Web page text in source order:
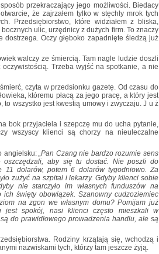
przekraczający jego możliwości. Biedacy
że zajrzałem tylko w stęchły mrok tych
Przedsiębiorstwo, które widziałem z bliska,
ulic, urzędnicy z dużych firm. To znaczy
Oczy głęboko zapadnięte śledzą już
walczy ze śmiercią. Tam nagle ludzie doszli
Trzeba wyjść na spotkanie, a nie
czyta w przedsionku gazetę. Od czasu do
któremu płacą za jego pracę, a który jest
wszystko jest kwestią umowy i zwyczaju. J u ż
bok przyjaciela i szepczę mu do ucha pytanie,
wszyscy klienci są chorzy na nieuleczalne
angielsku: „Pan Czang nie bardzo rozumie sens
oszczędzali, aby się tu dostać. Nie poszli do
11 dolarów, potem 6 dolarów tygodniowo. Za
zużyć na szpital i lekarzy. Gdyby klienci sobie
nie starczyło im własnych funduszów na
ich święty obowiązek. Szanowny cudzoziemiec
na zgon we własnym domu? Pomijam już
spokój, nasi klienci często mieszkali w
do prawidłowego prowadzenia handlu, ale są
Rodziny krzątają się, wchodzą i
nazwiskami tych, którzy tam jeszcze żyją.